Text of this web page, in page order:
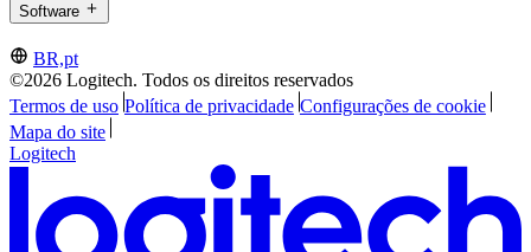
Software
BR,pt
©2026 Logitech. Todos os direitos reservados
Termos de uso Política de privacidade Configurações de cookie
Mapa do site
Logitech